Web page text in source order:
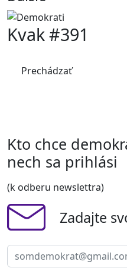
Prechádzať
Kvak #391
Kto chce
nech sa prihlási
(k odberu newslettra)
Zadajte